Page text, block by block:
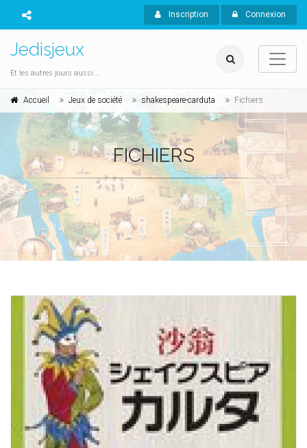
Inscription Connexion
Jedisjeux
Et les autres jours aussi...
Accueil Jeux de société shakespeare-carduta Fichiers
FICHIERS